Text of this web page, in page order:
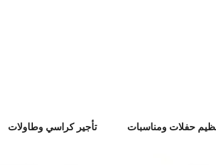
حفلات ومناسبات تأجير كراسي وطاولات